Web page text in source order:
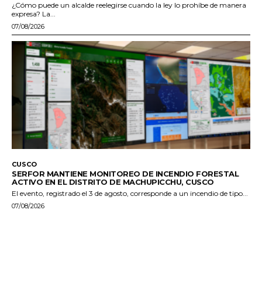
¿Cómo puede un alcalde reelegirse cuando la ley lo prohíbe de manera
expresa? La...
07/08/2026
CUSCO
SERFOR MANTIENE MONITOREO DE INCENDIO FORESTAL
ACTIVO EN EL DISTRITO DE MACHUPICCHU, CUSCO
El evento, registrado el 3 de agosto, corresponde a un incendio de tipo...
07/08/2026